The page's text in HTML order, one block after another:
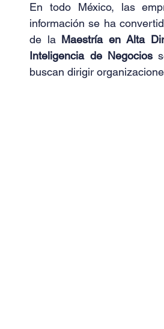
En todo México, las
información se ha
de la Maestría en Alta
Inteligencia de Negocios
buscan dirigir